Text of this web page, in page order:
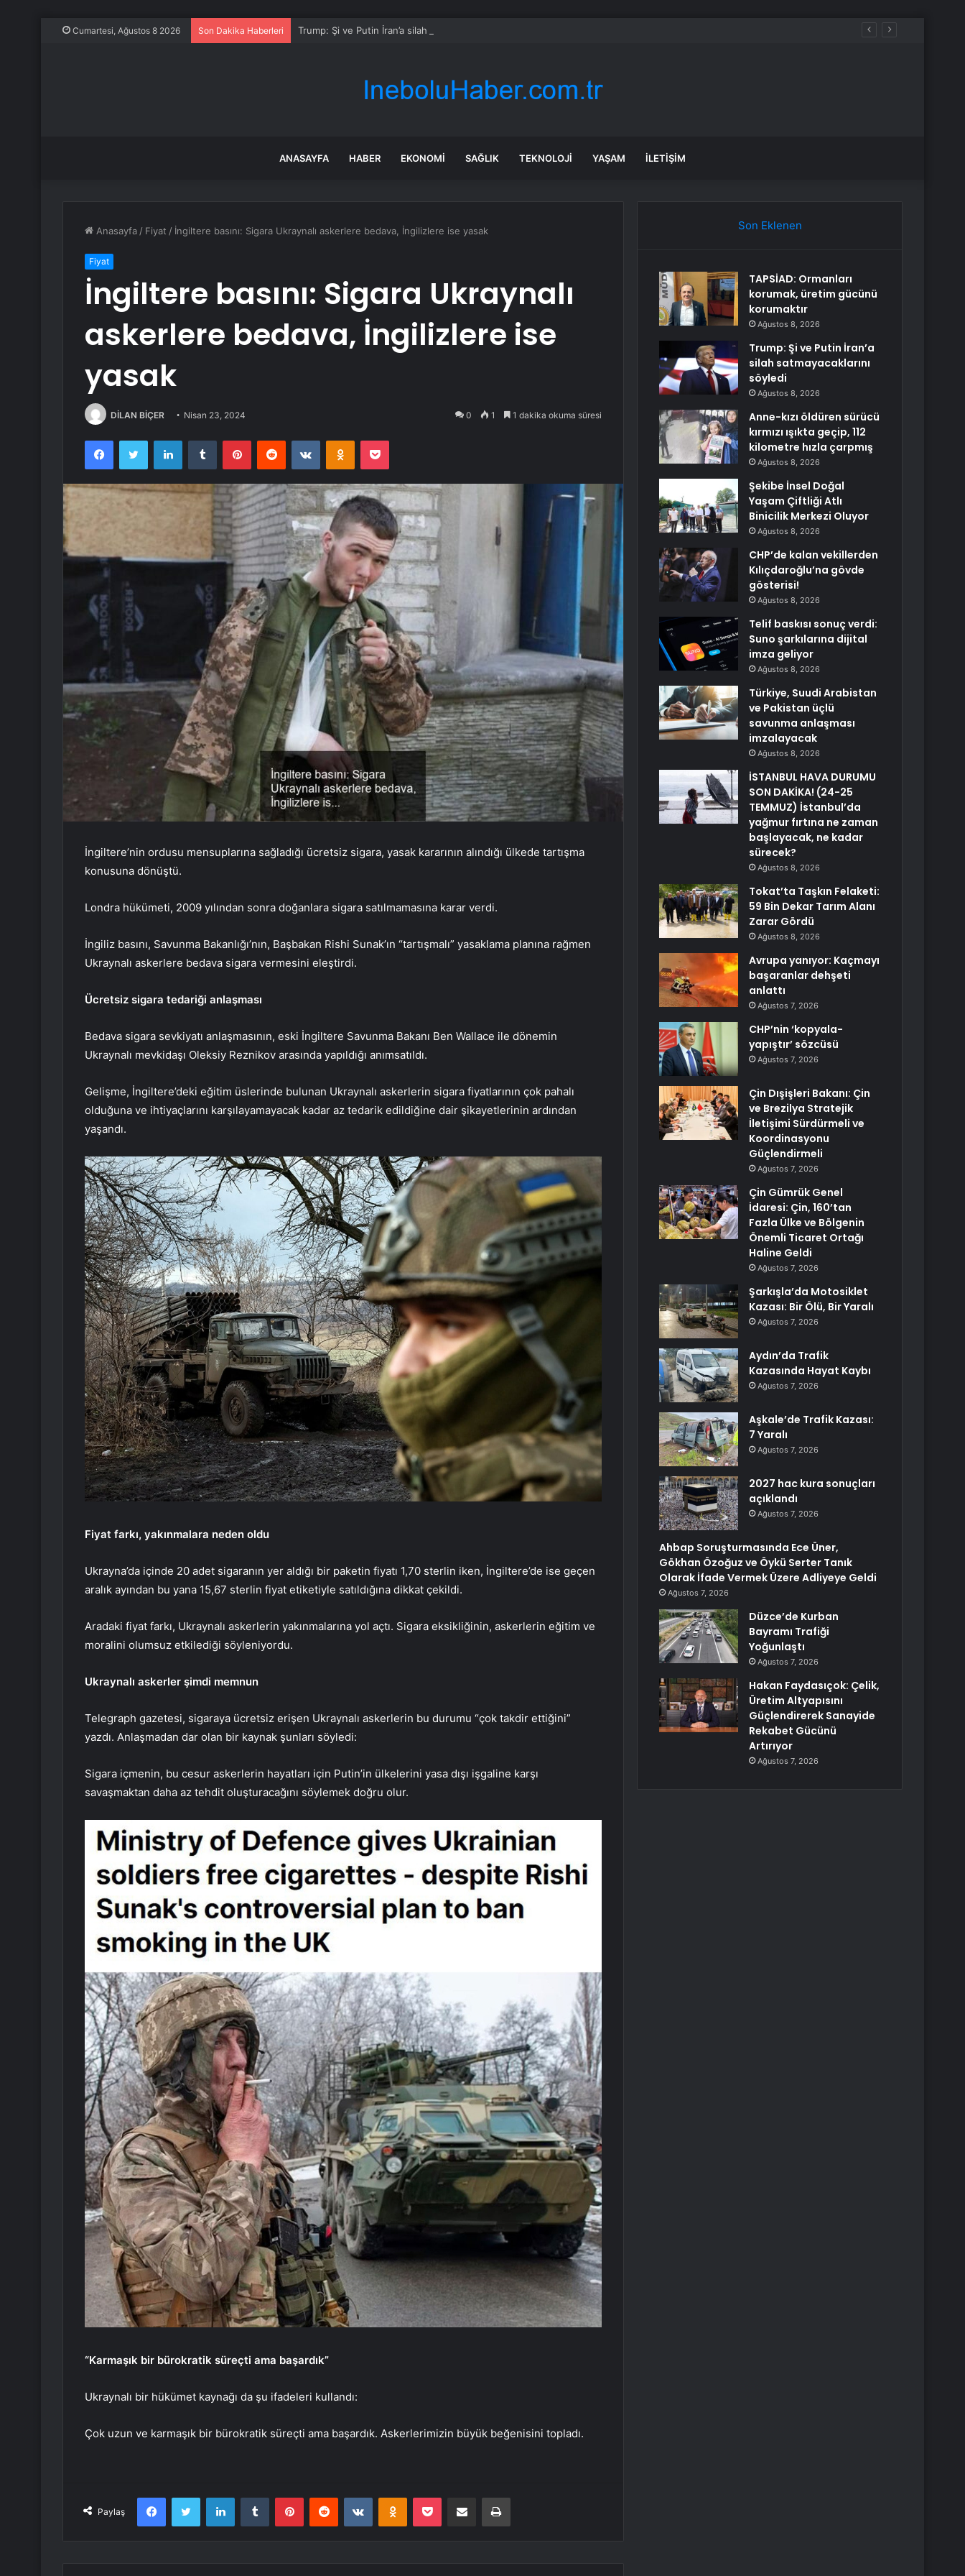
Cumartesi, Ağustos 8 2026 Son Dakika Haberleri Trump: Şi ve Putin İran’a silah satmayacaklarını söyledi
ANASAYFA HABER EKONOMI SAĞLIK TEKNOLOJI YAŞAM İLETIŞIM
Anasayfa / Fiyat / İngiltere basını: Sigara Ukraynalı askerlere bedava, İngilizlere ise yasak
Fiyat
İngiltere basını: Sigara Ukraynalı
askerlere bedava, İngilizlere ise
yasak
DİLAN BİÇER Nisan 23, 2024 0 1 1 dakika okuma süresi
FacebookTwitter LinkedInTumblr PinterestReddit VKontakteOdnoklassniki
Pocket
İngiltere’nin ordusu mensuplarına sağladığı ücretsiz sigara, yasak kararının alındığı ülkede tartışma
konusuna dönüştü.
Londra hükümeti, 2009 yılından sonra doğanlara sigara satılmamasına karar verdi.
İngiliz basını, Savunma Bakanlığı’nın, Başbakan Rishi Sunak’ın “tartışmalı” yasaklama planına rağmen
Ukraynalı askerlere bedava sigara vermesini eleştirdi.
Ücretsiz sigara tedariği anlaşması
Bedava sigara sevkiyatı anlaşmasının, eski İngiltere Savunma Bakanı Ben Wallace ile dönemin
Ukraynalı mevkidaşı Oleksiy Reznikov arasında yapıldığı anımsatıldı.
Gelişme, İngiltere’deki eğitim üslerinde bulunan Ukraynalı askerlerin sigara fiyatlarının çok pahalı
olduğuna ve ihtiyaçlarını karşılayamayacak kadar az tedarik edildiğine dair şikayetlerinin ardından
yaşandı.
Fiyat farkı, yakınmalara neden oldu
Ukrayna’da içinde 20 adet sigaranın yer aldığı bir paketin fiyatı 1,70 sterlin iken, İngiltere’de ise geçen
aralık ayından bu yana 15,67 sterlin fiyat etiketiyle satıldığına dikkat çekildi.
Aradaki fiyat farkı, Ukraynalı askerlerin yakınmalarına yol açtı. Sigara eksikliğinin, askerlerin eğitim ve
moralini olumsuz etkilediği söyleniyordu.
Ukraynalı askerler şimdi memnun
Telegraph gazetesi, sigaraya ücretsiz erişen Ukraynalı askerlerin bu durumu “çok takdir ettiğini”
yazdı. Anlaşmadan dar olan bir kaynak şunları söyledi:
Sigara içmenin, bu cesur askerlerin hayatları için Putin’in ülkelerini yasa dışı işgaline karşı
savaşmaktan daha az tehdit oluşturacağını söylemek doğru olur.
“Karmaşık bir bürokratik süreçti ama başardık”
Ukraynalı bir hükümet kaynağı da şu ifadeleri kullandı:
Çok uzun ve karmaşık bir bürokratik süreçti ama başardık. Askerlerimizin büyük beğenisini topladı.
Paylaş
FacebookTwitter LinkedInTumblr PinterestReddit VKontakteOdnoklassniki
Pocket E-Posta ile paylaş Yazdır
Son Eklenen
TAPSİAD: Ormanları
korumak, üretim gücünü
korumaktır
Ağustos 8, 2026
Trump: Şi ve Putin İran’a
silah satmayacaklarını
söyledi
Ağustos 8, 2026
Anne-kızı öldüren sürücü
kırmızı ışıkta geçip, 112
kilometre hızla çarpmış
Ağustos 8, 2026
Şekibe İnsel Doğal
Yaşam Çiftliği Atlı
Binicilik Merkezi Oluyor
Ağustos 8, 2026
CHP’de kalan vekillerden
Kılıçdaroğlu’na gövde
gösterisi!
Ağustos 8, 2026
Telif baskısı sonuç verdi:
Suno şarkılarına dijital
imza geliyor
Ağustos 8, 2026
Türkiye, Suudi Arabistan
ve Pakistan üçlü
savunma anlaşması
imzalayacak
Ağustos 8, 2026
İSTANBUL HAVA DURUMU
SON DAKİKA! (24-25
TEMMUZ) İstanbul’da
yağmur fırtına ne zaman
başlayacak, ne kadar
sürecek?
Ağustos 8, 2026
Tokat’ta Taşkın Felaketi:
59 Bin Dekar Tarım Alanı
Zarar Gördü
Ağustos 8, 2026
Avrupa yanıyor: Kaçmayı
başaranlar dehşeti
anlattı
Ağustos 7, 2026
CHP’nin ‘kopyala-
yapıştır’ sözcüsü
Ağustos 7, 2026
Çin Dışişleri Bakanı: Çin
ve Brezilya Stratejik
İletişimi Sürdürmeli ve
Koordinasyonu
Güçlendirmeli
Ağustos 7, 2026
Çin Gümrük Genel
İdaresi: Çin, 160’tan
Fazla Ülke ve Bölgenin
Önemli Ticaret Ortağı
Haline Geldi
Ağustos 7, 2026
Şarkışla’da Motosiklet
Kazası: Bir Ölü, Bir Yaralı
Ağustos 7, 2026
Aydın’da Trafik
Kazasında Hayat Kaybı
Ağustos 7, 2026
Aşkale’de Trafik Kazası:
7 Yaralı
Ağustos 7, 2026
2027 hac kura sonuçları
açıklandı
Ağustos 7, 2026
Ahbap Soruşturmasında Ece Üner,
Gökhan Özoğuz ve Öykü Serter Tanık
Olarak İfade Vermek Üzere Adliyeye Geldi
Ağustos 7, 2026
Düzce’de Kurban
Bayramı Trafiği
Yoğunlaştı
Ağustos 7, 2026
Hakan Faydasıçok: Çelik,
Üretim Altyapısını
Güçlendirerek Sanayide
Rekabet Gücünü
Artırıyor
Ağustos 7, 2026